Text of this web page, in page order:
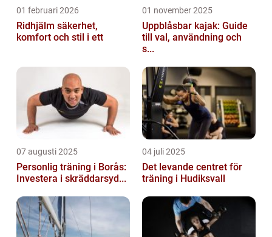
01 februari 2026
Ridhjälm säkerhet,
komfort och stil i ett
01 november 2025
Uppblåsbar kajak: Guide
till val, användning och
s...
07 augusti 2025
Personlig träning i Borås:
Investera i skräddarsyd...
04 juli 2025
Det levande centret för
träning i Hudiksvall